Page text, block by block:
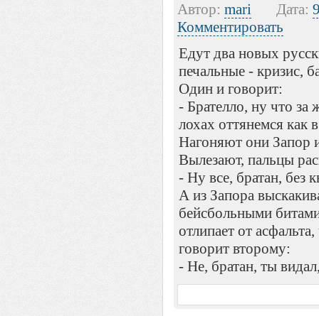
Автор: mari Дата:
Комментировать
Едут два новых
печальные - кризис,
Один и говорит:
- Брателло, ну что за
лохах оттянемся как
Нагоняют они Запор
Вылезают, пальцы
- Ну все, братан, без
А из Запора
бейсбольными
отлипает от
говорит второму:
- Не, братан, ты